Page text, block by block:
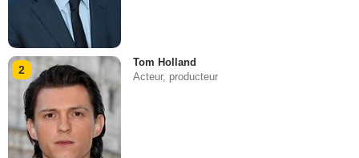
2
Tom Holland
Acteur, producteur